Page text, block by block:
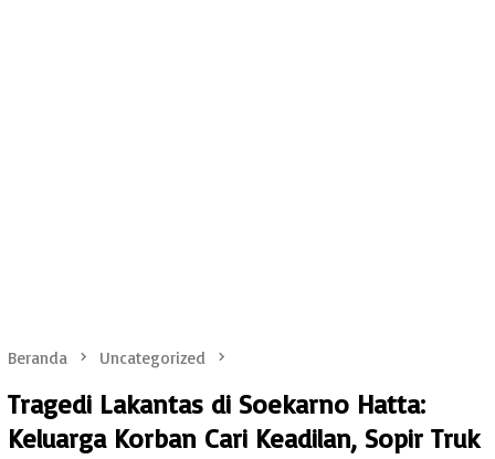
Beranda Uncategorized
Tragedi Lakantas di Soekarno Hatta:
Keluarga Korban Cari Keadilan, Sopir Truk